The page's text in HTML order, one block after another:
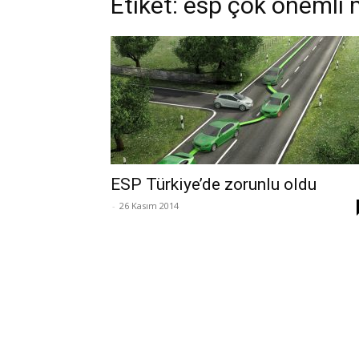
ESP Türkiye’de zorunlu oldu
- 26 Kasım 2014